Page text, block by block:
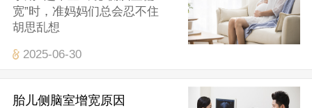
宽”时，准妈妈们总会忍不住
胡思乱想
2025-06-30
胎儿侧脑室增宽原因